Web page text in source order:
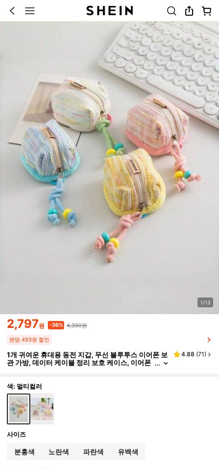
1/13
2,797원 -36% 4,390원
랜덤 493원 할인
1개 귀여운 휴대용 동전 지갑, 무선 블루투스 이어폰 보
관 가방, 데이터 케이블 정리 보호 케이스, 이어폰
4.88 (71)
색: 멀티컬러
사이즈
분홍색 노란색 파란색 유백색